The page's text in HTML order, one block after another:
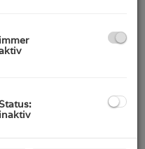
bietet Ihnen die
Entwicklung
1.032 m² plus 656m²
bietet diese Immobilie
immer
inaktiv